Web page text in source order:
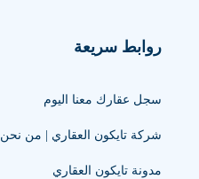
روابط سريعة
سجل عقارك معنا اليوم
شركة تايكون العقاري | من نحن
مدونة تايكون العقاري